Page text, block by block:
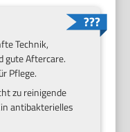
Technik,
gute Aftercare.
Pflege.
zu reinigende
antibakterielles